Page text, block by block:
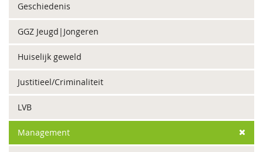
Geschiedenis
GGZ Jeugd|Jongeren
Huiselijk geweld
Justitieel/Criminaliteit
LVB
Management